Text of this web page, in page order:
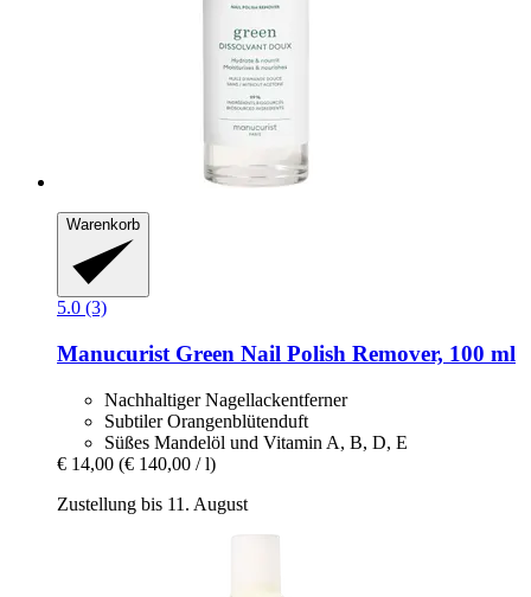
Warenkorb
5.0 (3)
Manucurist Green Nail Polish Remover, 100 ml
Nachhaltiger Nagellackentferner
Subtiler Orangenblütenduft
Süßes Mandelöl und Vitamin A, B, D, E
€ 14,00 (€ 140,00 / l)
Zustellung bis 11. August